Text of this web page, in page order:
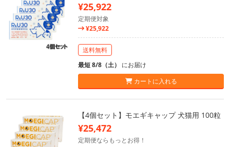
¥25,922
定期便対象
¥25,922
送料無料
最短 8/8（土） にお届け
カートに入れる
【4個セット】モエギキャップ 犬猫用 100粒
¥25,472
定期便ならもっとお得！